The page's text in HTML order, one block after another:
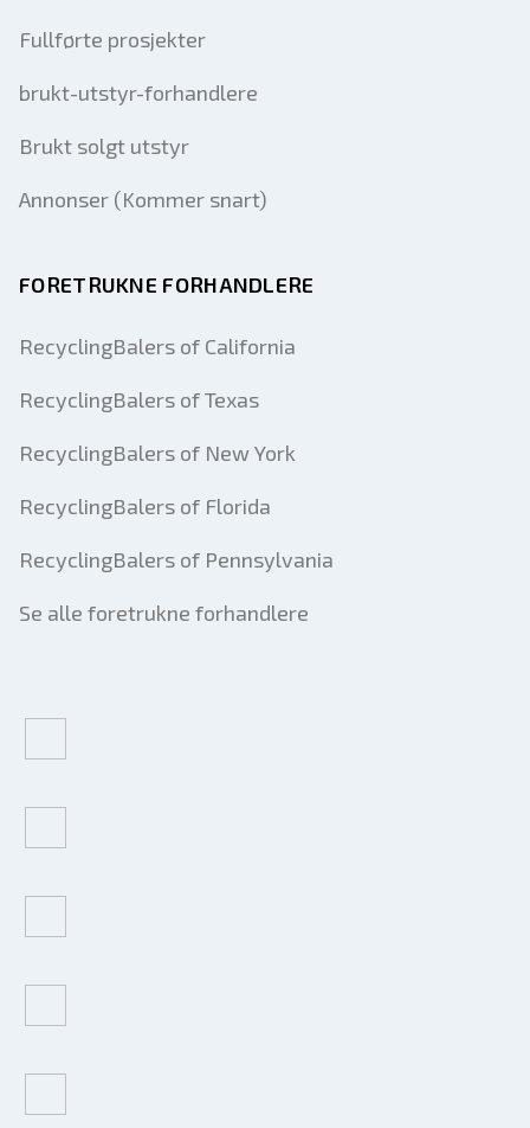
Fullførte prosjekter
brukt-utstyr-forhandlere
Brukt solgt utstyr
Annonser (Kommer snart)
FORETRUKNE FORHANDLERE
RecyclingBalers of California
RecyclingBalers of Texas
RecyclingBalers of New York
RecyclingBalers of Florida
RecyclingBalers of Pennsylvania
Se alle foretrukne forhandlere